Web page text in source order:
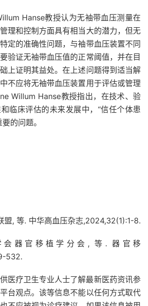
Hanse教授认为无袖带血压测量在
理和控制方面具有相当大的潜力，但无
定的准确性问题，与袖带血压装置不同
验证无袖带血压值的正常阈值，并在目
上证明其益处。在上述问题得到适当解
不应将无袖带血压装置用于评估或管理
Willum Hanse教授指出，在技术、验
临床评估的未来发展中，“信任个体患
的问题。
盟, 等. 中华高血压杂志,2024,32(1):1-8.
会器官移植学分会, 等. 器官移
532.
医疗卫生专业人士了解最新医药资讯参
台观点。该等信息不能以任何方式取代